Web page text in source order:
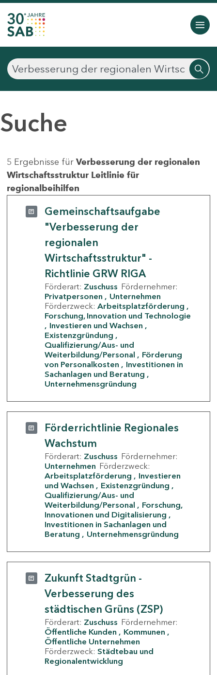
Suche
5 Ergebnisse für Verbesserung der regionalen
Wirtschaftsstruktur Leitlinie für
regionalbeihilfen
Gemeinschaftsaufgabe
"Verbesserung der
regionalen
Wirtschaftsstruktur" -
Richtlinie GRW RIGA
Förderart: Zuschuss Fördernehmer:
Privatpersonen
Unternehmen
Förderzweck: Arbeitsplatzförderung
Forschung, Innovation und Technologie
Investieren und Wachsen
Existenzgründung
Qualifizierung/Aus- und
Weiterbildung/Personal
Förderung
von Personalkosten
Investitionen in
Sachanlagen und Beratung
Unternehmensgründung
Förderrichtlinie Regionales
Wachstum
Förderart: Zuschuss Fördernehmer:
Unternehmen Förderzweck:
Arbeitsplatzförderung
Investieren
und Wachsen
Existenzgründung
Qualifizierung/Aus- und
Weiterbildung/Personal
Forschung,
Innovationen und Digitalisierung
Investitionen in Sachanlagen und
Beratung
Unternehmensgründung
Zukunft Stadtgrün -
Verbesserung des
städtischen Grüns (ZSP)
Förderart: Zuschuss Fördernehmer:
Öffentliche Kunden
Kommunen
Öffentliche Unternehmen
Förderzweck: Städtebau und
Regionalentwicklung